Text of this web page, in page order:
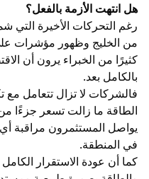
هل انتهت الأزمة بالفعل؟
رغم التحركات الأخيرة
من الخليج وظهور مؤشرات
كثيرًا من الخبراء يرون أن
بالكامل بعد.
فالشركات لا تزال تتعامل
الطاقة ما زالت تسعر جزءًا
يواصل المستثمرون مراقبة
في المنطقة.
كما أن عودة الاستقرار